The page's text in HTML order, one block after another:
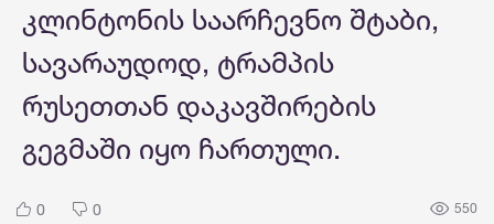
კლინტონის საარჩევნო შტაბი,
სავარაუდოდ, ტრამპის
რუსეთთან დაკავშირების
გეგმაში იყო ჩართული.
0 0 550